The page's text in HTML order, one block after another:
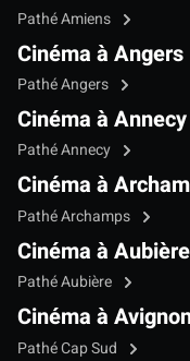
Pathé Amiens
Cinéma à Angers
Pathé Angers
Cinéma à Annecy
Pathé Annecy
Cinéma à
Pathé Archamps
Cinéma à Aubière
Pathé Aubière
Cinéma à
Pathé Cap Sud